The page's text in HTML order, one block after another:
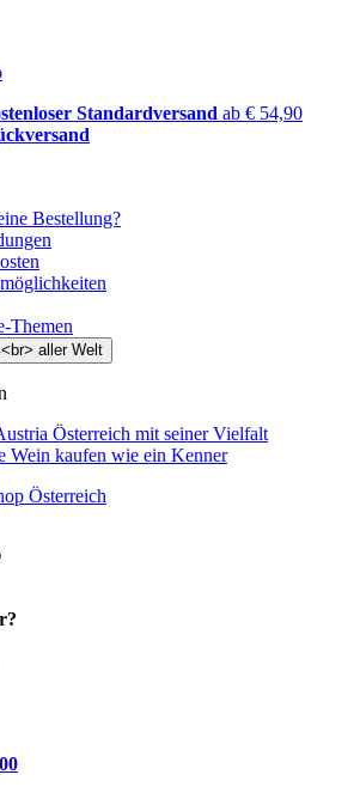
Standardversand ab € 54,90
Bestellung?
Themen
Österreich mit seiner Vielfalt
Wein kaufen wie ein Kenner